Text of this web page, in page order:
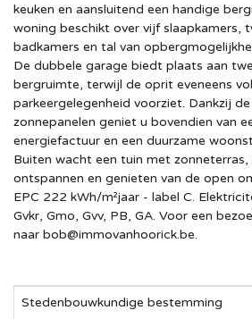
keuken en aansluitend een handige
woning beschikt over vijf slaapkamers,
badkamers en tal van
De dubbele garage biedt plaats aan
bergruimte, terwijl de oprit eveneens
parkeergelegenheid voorziet. Dankzij
zonnepanelen geniet u bovendien van
energiefactuur en een duurzame
Buiten wacht een tuin met
ontspannen en genieten van de open
EPC 222 kWh/m²jaar - label C.
Gvkr, Gmo, Gvv, PB, GA. Voor een
naar bob@immovanhoorick.be.
Stedenbouwkundige bestemming